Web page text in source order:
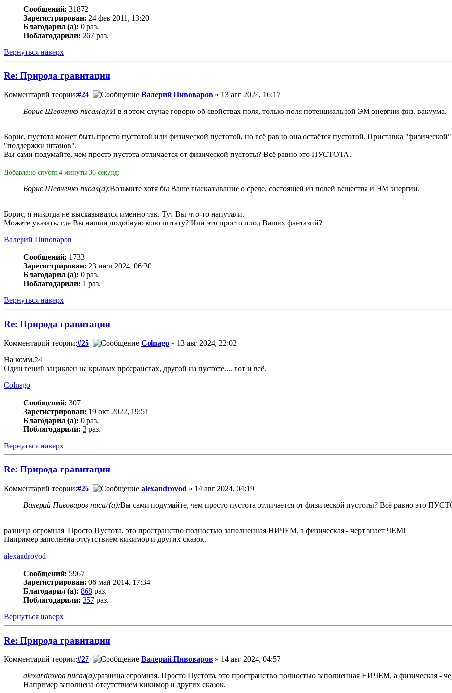
Сообщений: 31872
Зарегистрирован: 24 фев 2011, 13:20
Благодарил (а): 0 раз.
Поблагодарили: 267 раз.
Вернуться наверх
Re: Природа гравитации
Комментарий теории:#24 Валерий Пивоваров » 13 авг 2024, 16:17
Борис Шевченко писал(а):И в я этом случае говорю об свойствах поля, только поля потенциальной ЭМ энергии физ. вакуума.
Борис, пустота может быть просто пустотой или физической пустотой, но всё равно она остаётся пустотой. Приставка
"поддержки штанов".
Вы сами подумайте, чем просто пустота отличается от физической пустоты? Всё равно это ПУСТОТА.
Добавлено спустя 4 минуты 36 секунд:
Борис Шевченко писал(а):Возьмите хотя бы Ваше высказывание о среде, состоящей из полей вещества и ЭМ энергии.
Борис, я никогда не высказывался именно так. Тут Вы что-то напутали.
Можете указать, где Вы нашли подобную мою цитату? Или это просто плод Ваших фантазий?
Валерий Пивоваров
Сообщений: 1733
Зарегистрирован: 23 июл 2024, 06:30
Благодарил (а): 0 раз.
Поблагодарили: 1 раз.
Вернуться наверх
Re: Природа гравитации
Комментарий теории:#25 Colnago » 13 авг 2024, 22:02
На комм.24.
Один гений зациклен на крывых просрансвах, другой на пустоте.... вот и всё.
Colnago
Сообщений: 307
Зарегистрирован: 19 окт 2022, 19:51
Благодарил (а): 0 раз.
Поблагодарили: 3 раз.
Вернуться наверх
Re: Природа гравитации
Комментарий теории:#26 alexandrovod » 14 авг 2024, 04:19
Валерий Пивоваров писал(а):Вы сами подумайте, чем просто пустота отличается от физической пустоты? Всё равно это
разница огромная. Просто Пустота, это пространство полностью заполненная НИЧЕМ, а физическая - черт знает ЧЕМ!
Например заполнена отсутствием кикимор и других сказок.
alexandrovod
Сообщений: 5967
Зарегистрирован: 06 май 2014, 17:34
Благодарил (а): 868 раз.
Поблагодарили: 357 раз.
Вернуться наверх
Re: Природа гравитации
Комментарий теории:#27 Валерий Пивоваров » 14 авг 2024, 04:57
alexandrovod писал(а):разница огромная. Просто Пустота, это пространство полностью заполненная НИЧЕМ, а физическая -
Например заполнена отсутствием кикимор и других сказок.